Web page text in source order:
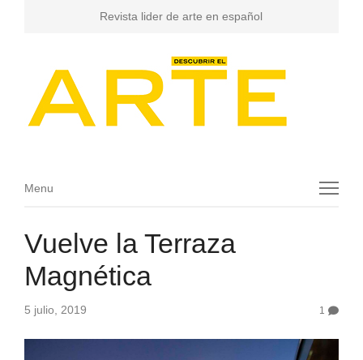
Revista lider de arte en español
Menu
Menu
Vuelve la Terraza
Magnética
5 julio, 2019 1